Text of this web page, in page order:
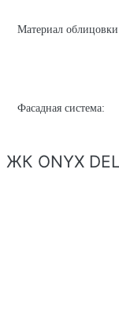
Материал
Фасадная система:
ЖК ONYX